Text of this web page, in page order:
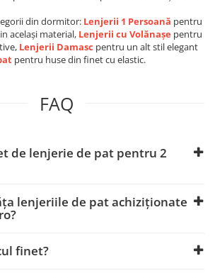
din dormitor: Lenjerii 1 Persoană pentru
același material, Lenjerii cu Volănașe pentru
Lenjerii Damasc pentru un alt stil elegant
pentru huse din finet cu elastic.
FAQ
de lenjerie de pat pentru 2
lenjeriile de pat achiziționate
finet?